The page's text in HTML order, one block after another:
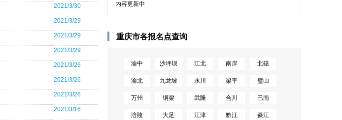
2021/3/30
2021/3/29
2021/3/29
2021/3/29
2021/3/26
2021/3/26
2021/3/26
2021/3/16
内容更新中
重庆市各报名点查询
渝中 沙坪坝 江北 南岸 北碚
渝北 九龙坡 永川 梁平 璧山
万州 铜梁 武隆 合川 巴南
涪陵 大足 江津 黔江 綦江